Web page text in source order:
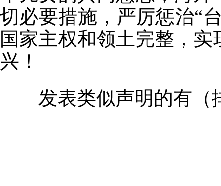
切必要措施，严厉惩治“
国家主权和领土完整，
兴！
发表类似声明的有（